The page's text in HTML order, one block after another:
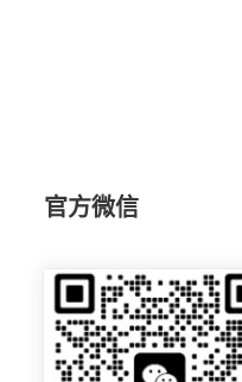
官方微信